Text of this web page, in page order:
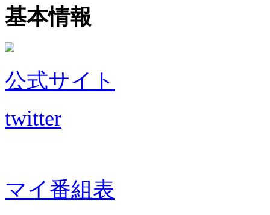
基本情報
公式サイト
twitter
マイ番組表